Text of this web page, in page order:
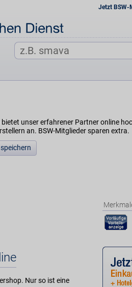
Jetzt BSW-
unser erfahrener Partner online
an. BSW-Mitglieder sparen extra.
Nur so ist eine